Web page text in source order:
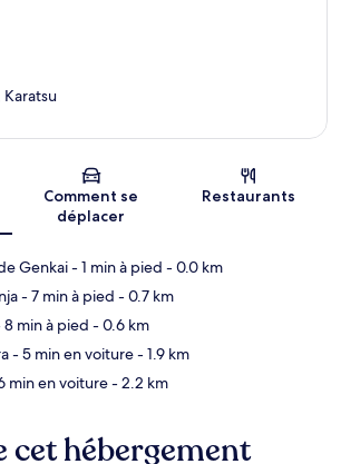
Carte
Karatsu
Comment se
déplacer
Restaurants
Genkai- 1 min à pied - 0.0 km
- 7 min à pied - 0.7 km
8 min à pied - 0.6 km
- 5 min en voiture- 1.9 km
min en voiture- 2.2 km
cet hébergement